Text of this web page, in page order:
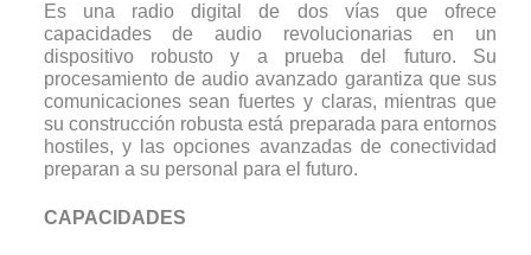
Es una radio digital de dos vías que ofrece
capacidades de audio revolucionarias en un
dispositivo robusto y a prueba del futuro. Su
procesamiento de audio avanzado garantiza que sus
comunicaciones sean fuertes y claras, mientras que
su construcción robusta está preparada para entornos
hostiles, y las opciones avanzadas de conectividad
preparan a su personal para el futuro.
CAPACIDADES